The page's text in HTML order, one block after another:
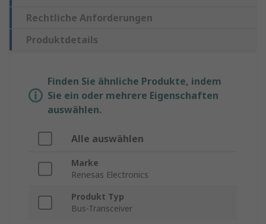
Rechtliche Anforderungen
Produktdetails
Finden Sie ähnliche Produkte, indem
Sie ein oder mehrere Eigenschaften
auswählen.
Alle auswählen
Marke
Renesas Electronics
Produkt Typ
Bus-Transceiver